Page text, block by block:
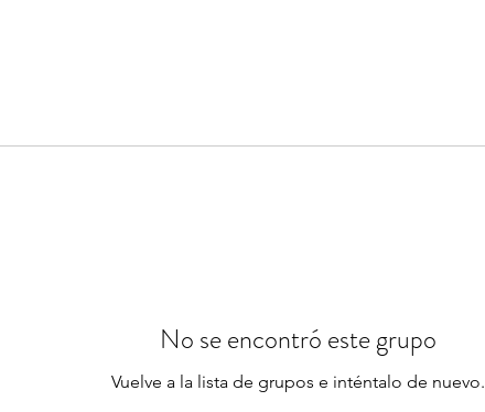
No se encontró este grupo
Vuelve a la lista de grupos e inténtalo de nuevo.